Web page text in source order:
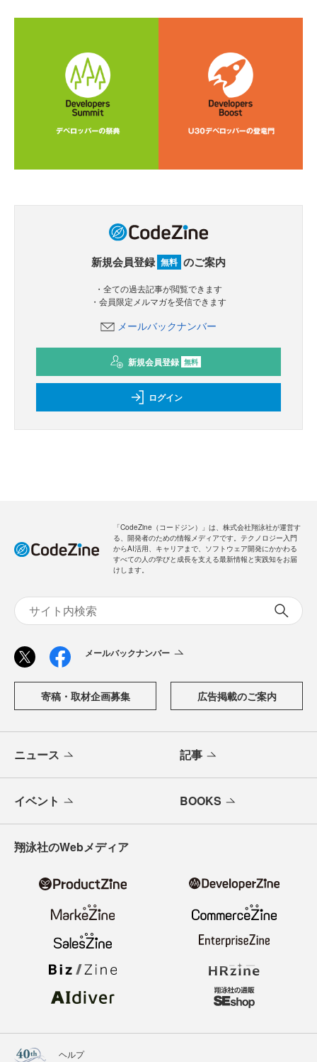
新規会員登録 無料 のご案内
・全ての過去記事が閲覧できます
・会員限定メルマガを受信できます
メールバックナンバー
新規会員登録 無料
ログイン
「CodeZine（コードジン）」は、株式会社翔泳社が運営す
る、開発者のための情報メディアです。テクノロジー入門
からAI活用、キャリアまで、ソフトウェア開発にかかわる
すべての人の学びと成長を支える最新情報と実践知をお届
けします。
メールバックナンバー
寄稿・取材企画募集 広告掲載のご案内
ニュース 記事
イベント BOOKS
翔泳社のWebメディア
ヘルプ